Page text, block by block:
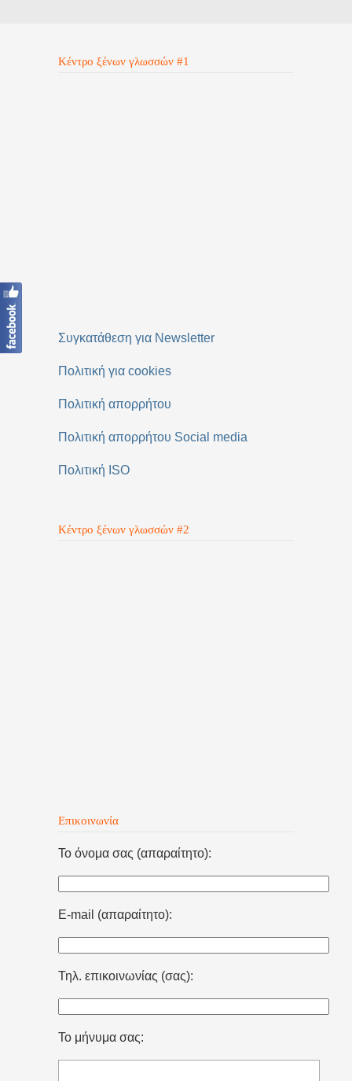
Κέντρο ξένων γλωσσών #1
Συγκατάθεση για Newsletter
Πολιτική για cookies
Πολιτική απορρήτου
Πολιτική απορρήτου Social media
Πολιτική ISO
Κέντρο ξένων γλωσσών #2
Επικοινωνία
Το όνομα σας (απαραίτητο):
E-mail (απαραίτητο):
Τηλ. επικοινωνίας (σας):
Το μήνυμα σας: